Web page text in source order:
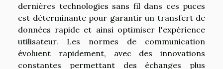
dernières technologies sans fil dans ces puces
est déterminante pour garantir un transfert de
données rapide et ainsi optimiser l'expérience
utilisateur. Les normes de communication
évoluent rapidement, avec des innovations
constantes permettant des échanges plus